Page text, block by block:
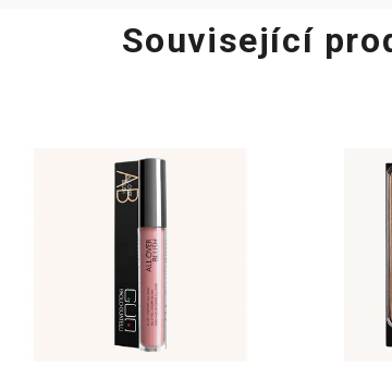
Související